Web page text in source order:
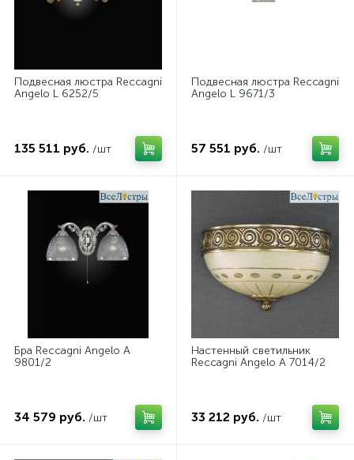
Подвесная люстра Reccagni
Angelo L 6252/5
135 511 руб. /шт
Подвесная люстра Reccagni
Angelo L 9671/3
57 551 руб. /шт
Бра Reccagni Angelo A
9801/2
34 579 руб. /шт
Настенный светильник
Reccagni Angelo A 7014/2
33 212 руб. /шт